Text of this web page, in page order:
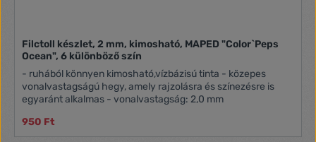
Filctoll készlet, 2 mm, kimosható, MAPED "Color`Peps
Ocean", 6 különböző szín
- ruhából könnyen kimosható,vízbázisú tinta - közepes
vonalvastagságú hegy, amely rajzolásra és színezésre is
egyaránt alkalmas - vonalvastagság: 2,0 mm
950 Ft